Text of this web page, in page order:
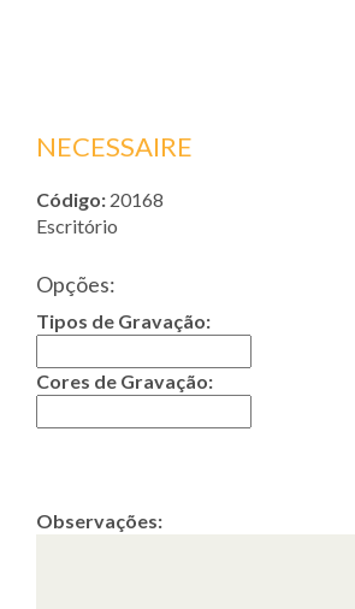
NECESSAIRE
Código: 20168
Escritório
Opções:
Tipos de Gravação:
Cores de Gravação:
Observações: